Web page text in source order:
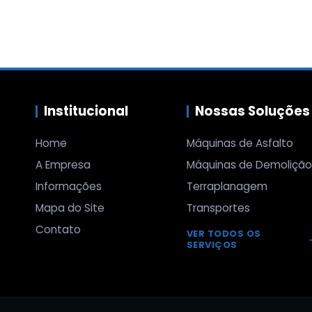
Institucional
Home
A Empresa
Informações
Mapa do Site
Contato
Nossas Soluções
Máquinas de Asfalto
Máquinas de Demolição
Terraplanagem
Transportes
VER TODOS OS
SERVIÇOS